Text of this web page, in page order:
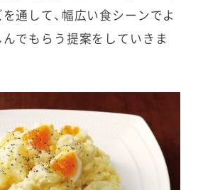
通して、幅広い食シーンでよ
でもらう提案をしていきま